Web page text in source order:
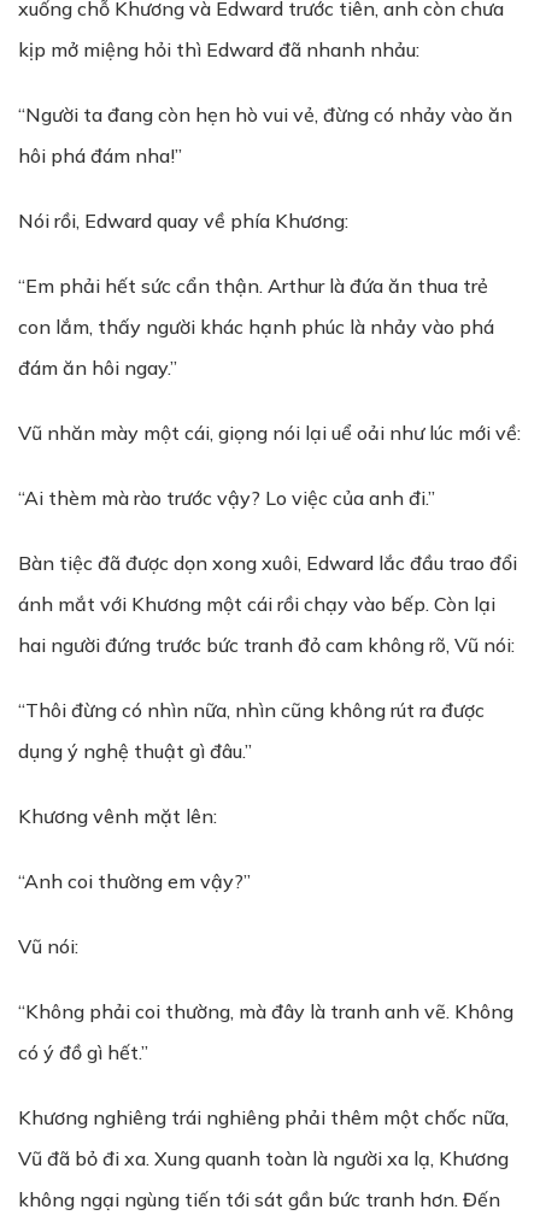
xuống chỗ Khương và Edward trước tiên, anh còn chưa
kịp mở miệng hỏi thì Edward đã nhanh nhảu:
“Người ta đang còn hẹn hò vui vẻ, đừng có nhảy vào ăn
hôi phá đám nha!”
Nói rồi, Edward quay về phía Khương:
“Em phải hết sức cẩn thận. Arthur là đứa ăn thua trẻ
con lắm, thấy người khác hạnh phúc là nhảy vào phá
đám ăn hôi ngay.”
Vũ nhăn mày một cái, giọng nói lại uể oải như lúc mới về:
“Ai thèm mà rào trước vậy? Lo việc của anh đi.”
Bàn tiệc đã được dọn xong xuôi, Edward lắc đầu trao đổi
ánh mắt với Khương một cái rồi chạy vào bếp. Còn lại
hai người đứng trước bức tranh đỏ cam không rõ, Vũ nói:
“Thôi đừng có nhìn nữa, nhìn cũng không rút ra được
dụng ý nghệ thuật gì đâu.”
Khương vênh mặt lên:
“Anh coi thường em vậy?”
Vũ nói:
“Không phải coi thường, mà đây là tranh anh vẽ. Không
có ý đồ gì hết.”
Khương nghiêng trái nghiêng phải thêm một chốc nữa,
Vũ đã bỏ đi xa. Xung quanh toàn là người xa lạ, Khương
không ngại ngùng tiến tới sát gần bức tranh hơn. Đến